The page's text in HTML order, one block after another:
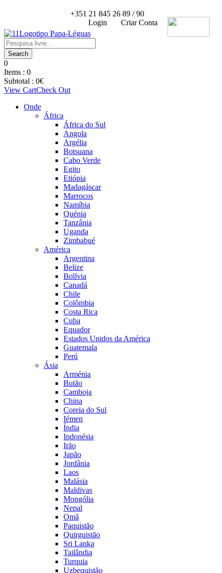
+351 21 845 26 89 / 90
Login
Criar Conta
0
Items : 0
Subtotal : 0€
View CartCheck Out
Onde
África
África do Sul
Angola
Argélia
Botsuana
Cabo Verde
Egito
Etiópia
Madagáscar
Marrocos
Namíbia
Quénia
Tanzânia
Uganda
Zimbabué
América
Argentina
Belize
Bolívia
Canadá
Chile
Colômbia
Costa Rica
Cuba
Equador
Estados Unidos da América
Guatemala
Perú
Ásia
Arménia
Butão
Camboja
China
Coreia do Sul
Iémen
Índia
Indonésia
Irão
Japão
Jordânia
Laos
Malásia
Maldivas
Mongólia
Nepal
Omã
Paquistão
Quirguistão
Sri Lanka
Tailândia
Turquia
Uzbequistão